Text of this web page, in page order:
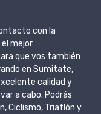
con la
mejor
que vos también
en Sumitate,
calidad y
a cabo. Podrás
Ciclismo, Triatlón y